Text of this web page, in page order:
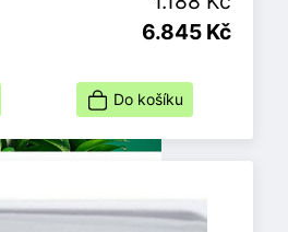
6.845 Kč
Do košíku